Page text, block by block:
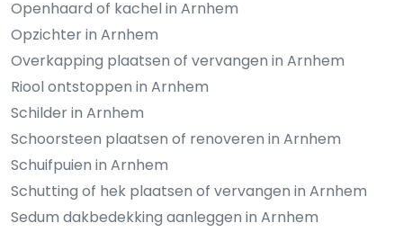
Openhaard of kachel in Arnhem
Opzichter in Arnhem
Overkapping plaatsen of vervangen in Arnhem
Riool ontstoppen in Arnhem
Schilder in Arnhem
Schoorsteen plaatsen of renoveren in Arnhem
Schuifpuien in Arnhem
Schutting of hek plaatsen of vervangen in Arnhem
Sedum dakbedekking aanleggen in Arnhem